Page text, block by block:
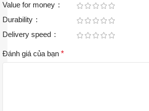
Value for money
Durability
Delivery speed
Đánh giá của bạn *